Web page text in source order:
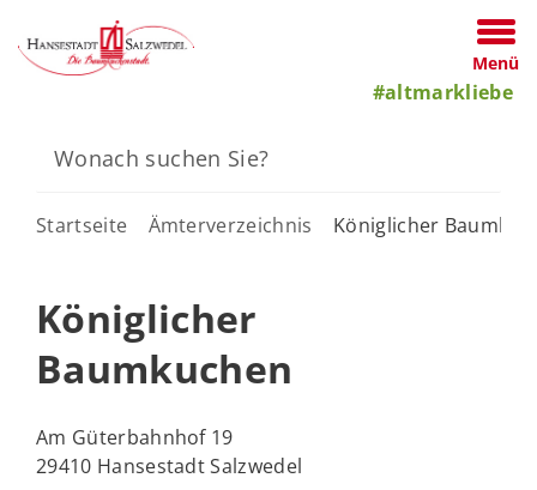
Menü
#altmarkliebe
Startseite Ämterverzeichnis Königlicher
Königlicher
Baumkuchen
Am Güterbahnhof 19
29410 Hansestadt Salzwedel